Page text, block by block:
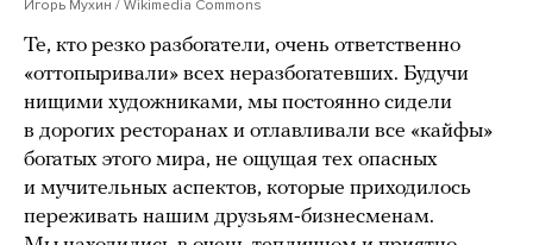
Игорь Мухин / Wikimedia Commons
Те, кто резко разбогатели, очень ответственно
«оттопыривали» всех неразбогатевших. Будучи
нищими художниками, мы постоянно сидели
в дорогих ресторанах и отлавливали все «кайфы»
богатых этого мира, не ощущая тех опасных
и мучительных аспектов, которые приходилось
переживать нашим друзьям-бизнесменам.